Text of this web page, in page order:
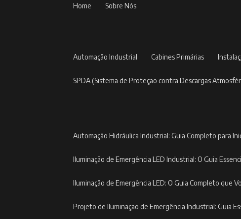
Home Sobre Nós
Automação Industrial Cabines Primárias
SPDA (Sistema de Proteção contra Descargas
Automação Hidráulica Industrial: Guia Completo para
Iluminação de Emergência LED Industrial: O Guia
Iluminação de Emergência LED: O Guia Completo que
Projeto de Iluminação de Emergência Industrial: Guia